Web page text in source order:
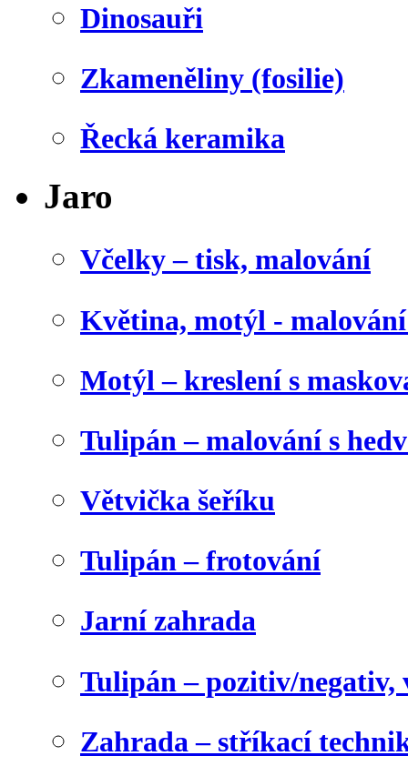
Dinosauři
Zkameněliny (fosilie)
Řecká keramika
Jaro
Včelky – tisk, malování
Květina, motýl -
Motýl – kreslení s
Tulipán – malování s
Větvička šeříku
Tulipán – frotování
Jarní zahrada
Tulipán – pozitiv/negativ,
Zahrada – stříkací